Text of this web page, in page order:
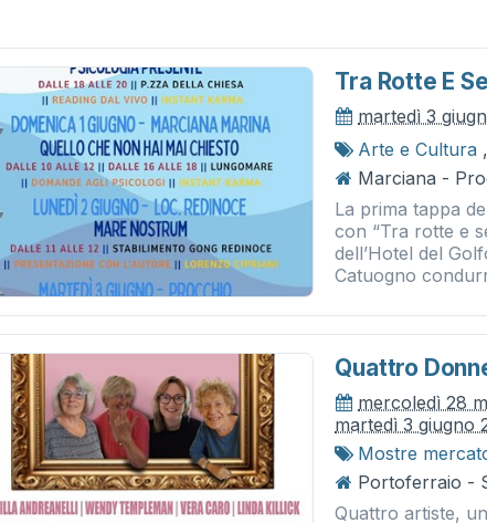
Tra Rotte E
martedì 3
Arte e Cultura ,
Marciana -
La prima tappa
con “Tra rotte e
dell’Hotel del
Catuogno
Quattro
mercoledì 28
martedì 3 giugno
Mostre
Portoferraio -
Quattro artiste,